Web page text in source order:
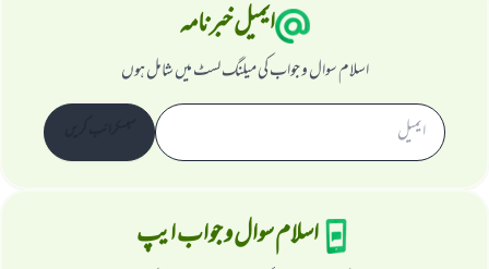
ایمیل خبرنامہ
اسلام سوال و جواب کی میلنگ لسٹ میں شامل ہوں
اسلام سوال و جواب ایپ